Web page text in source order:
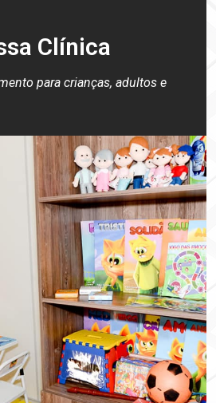
Clínica
para crianças, adultos e